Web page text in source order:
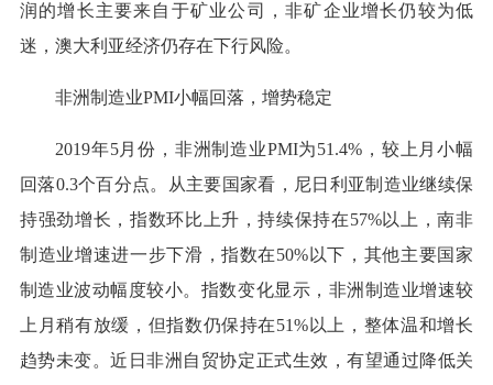
润的增长主要来自于矿业公司，非矿企业增长仍较为低
迷，澳大利亚经济仍存在下行风险。
非洲制造业PMI小幅回落，增势稳定
2019年5月份，非洲制造业PMI为51.4%，较上月小幅
回落0.3个百分点。从主要国家看，尼日利亚制造业继续保
持强劲增长，指数环比上升，持续保持在57%以上，南非
制造业增速进一步下滑，指数在50%以下，其他主要国家
制造业波动幅度较小。指数变化显示，非洲制造业增速较
上月稍有放缓，但指数仍保持在51%以上，整体温和增长
趋势未变。近日非洲自贸协定正式生效，有望通过降低关